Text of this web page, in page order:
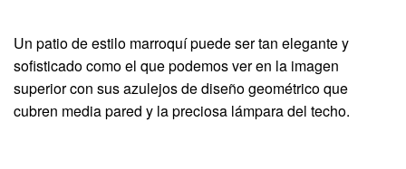
Un patio de estilo marroquí puede ser tan elegante y
sofisticado como el que podemos ver en la imagen
superior con sus azulejos de diseño geométrico que
cubren media pared y la preciosa lámpara del techo.